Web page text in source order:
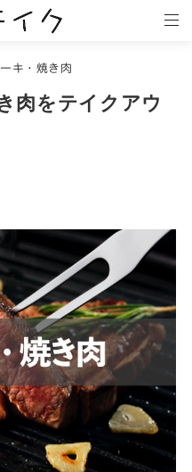
キ・焼き肉
肉をテイクアウ